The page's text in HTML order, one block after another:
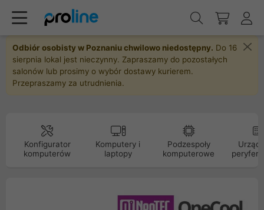
Odbiór osobisty w Poznaniu chwilowo niedostępny. Do 16
sierpnia lokal jest nieczynny. Zapraszamy do pozostałych
salonów lub prosimy o wybór dostawy kurierem.
Przepraszamy za utrudnienia.
Konfigurator
komputerów
Komputery i
laptopy
Podzespoły
komputerowe